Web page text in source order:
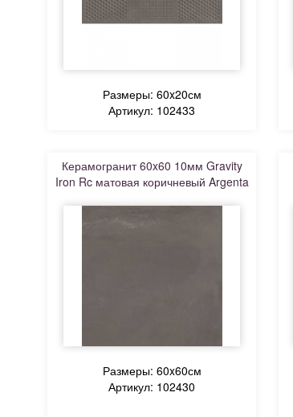
Размеры: 60x20см
Артикул: 102433
Керамогранит 60x60 10мм Gravity
Iron Rc матовая коричневый Argenta
Размеры: 60x60см
Артикул: 102430